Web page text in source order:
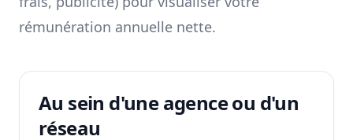
rémunération annuelle nette.
Au sein d'une agence ou d'un
réseau